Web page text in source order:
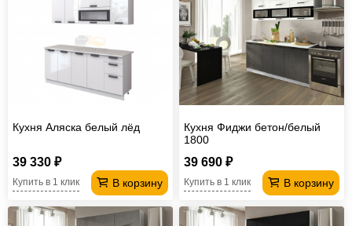
Кухня Аляска белый лёд
39 330 ₽
В корзину
Купить в 1 клик
Кухня Фиджи бетон/белый
1800
39 690 ₽
В корзину
Купить в 1 клик